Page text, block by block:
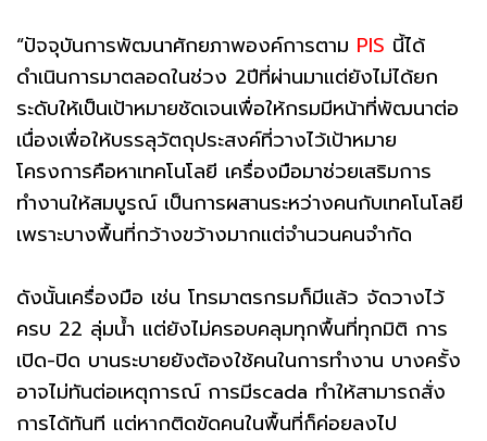
“ปัจจุบันการพัฒนาศักยภาพองค์การตาม PIS นี้ได้
ดำเนินการมาตลอดในช่วง 2ปีที่ผ่านมาแต่ยังไม่ได้ยก
ระดับให้เป็นเป้าหมายชัดเจนเพื่อให้กรมมีหน้าที่พัฒนาต่อ
เนื่องเพื่อให้บรรลุวัตถุประสงค์ที่วางไว้เป้าหมาย
โครงการคือหาเทคโนโลยี เครื่องมือมาช่วยเสริมการ
ทำงานให้สมบูรณ์ เป็นการผสานระหว่างคนกับเทคโนโลยี
เพราะบางพื้นที่กว้างขว้างมากแต่จำนวนคนจำกัด
ดังนั้นเครื่องมือ เช่น โทรมาตรกรมก็มีแล้ว จัดวางไว้
ครบ 22 ลุ่มน้ำ แต่ยังไม่ครอบคลุมทุกพื้นที่ทุกมิติ การ
เปิด-ปิด บานระบายยังต้องใช้คนในการทำงาน บางครั้ง
อาจไม่ทันต่อเหตุการณ์ การมีscada ทำให้สามารถสั่ง
การได้ทันที แต่หากติดขัดคนในพื้นที่ก็ค่อยลงไป